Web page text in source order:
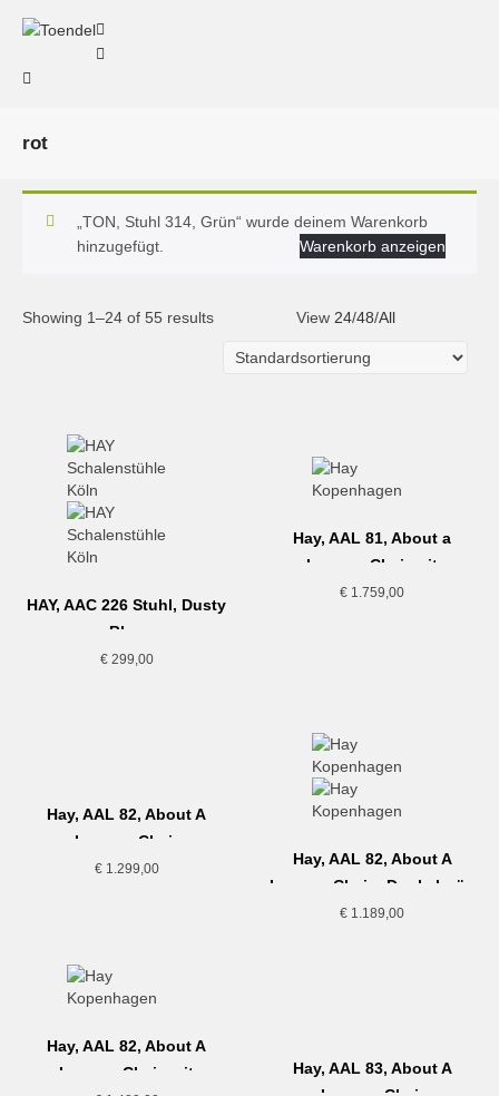
rot
„TON, Stuhl 314, Grün“ wurde deinem Warenkorb
hinzugefügt.
Warenkorb anzeigen
Showing 1–24 of 55 results View 24/48/All
HAY, AAC 226 Stuhl, Dusty
Blue
€299,00
Hay, AAL 81, About a
Lounge Chair mit
Sitzkissen
€ 1.759,00
Hay, AAL 82, About A
Lounge Chair
€1.299,00
Hay, AAL 82, About A
Lounge Chair , Dunkelgrün
€ 1.189,00
Hay, AAL 82, About A
Lounge Chair, mit
Hay, AAL 83, About A